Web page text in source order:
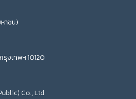
าชน)
รุงเทพฯ 10120
Co., Ltd